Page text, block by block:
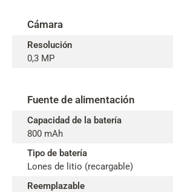
Cámara
Resolución
0,3 MP
Fuente de alimentación
Capacidad de la batería
800 mAh
Tipo de batería
Lones de litio (recargable)
Reemplazable